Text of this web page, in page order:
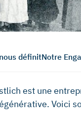
définitNotre
est une
Voici